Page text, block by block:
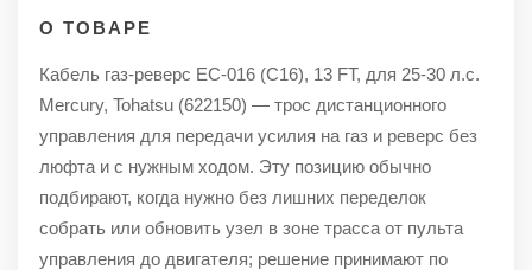
О ТОВАРЕ
Кабель газ-реверс EC-016 (C16), 13 FT, для 25-30 л.с.
Mercury, Tohatsu (622150) — трос дистанционного
управления для передачи усилия на газ и реверс без
люфта и с нужным ходом. Эту позицию обычно
подбирают, когда нужно без лишних переделок
собрать или обновить узел в зоне трасса от пульта
управления до двигателя; решение принимают по